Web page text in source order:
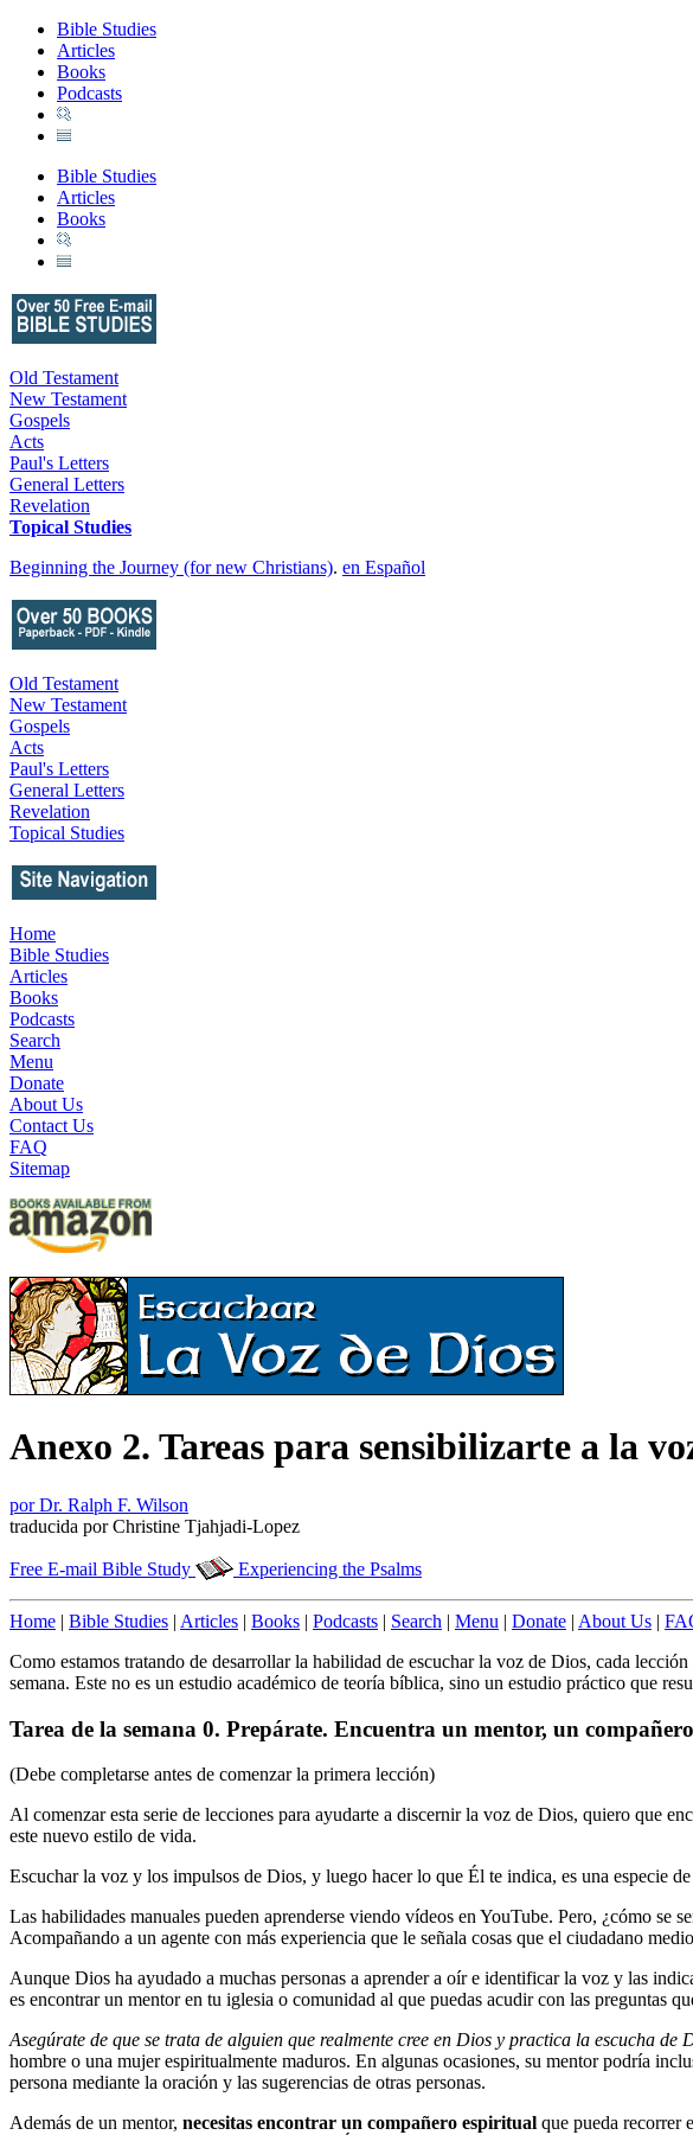
Bible Studies
Articles
Books
Podcasts
Bible Studies
Articles
Books
Old Testament
New Testament
Gospels
Acts
Paul's Letters
General Letters
Revelation
Topical Studies
Beginning the Journey (for new Christians). en Español
Old Testament
New Testament
Gospels
Acts
Paul's Letters
General Letters
Revelation
Topical Studies
Home
Bible Studies
Articles
Books
Podcasts
Search
Menu
Donate
About Us
Contact Us
FAQ
Sitemap
Anexo 2. Tareas para sensibilizarte a la
por Dr. Ralph F. Wilson
traducida por Christine Tjahjadi-Lopez
Free E-mail Bible Study Experiencing the Psalms
Home | Bible Studies | Articles | Books | Podcasts | Search | Menu | Donate | About Us |
Como estamos tratando de desarrollar la habilidad de escuchar la voz de Dios, cada
semana. Este no es un estudio académico de teoría bíblica, sino un estudio práctico que
Tarea de la semana 0. Prepárate. Encuentra un mentor, un
(Debe completarse antes de comenzar la primera lección)
Al comenzar esta serie de lecciones para ayudarte a discernir la voz de Dios, quiero que
este nuevo estilo de vida.
Escuchar la voz y los impulsos de Dios, y luego hacer lo que Él te indica, es una especie
Las habilidades manuales pueden aprenderse viendo vídeos en YouTube. Pero, ¿cómo
Acompañando a un agente con más experiencia que le señala cosas que el ciudadano
Aunque Dios ha ayudado a muchas personas a aprender a oír e identificar la voz y las
es encontrar un mentor en tu iglesia o comunidad al que puedas acudir con las preguntas
Asegúrate de que se trata de alguien que realmente cree en Dios y practica la escucha de
hombre o una mujer espiritualmente maduros. En algunas ocasiones, su mentor podría
persona mediante la oración y las sugerencias de otras personas.
Además de un mentor, necesitas encontrar un compañero espiritual que pueda recorrer